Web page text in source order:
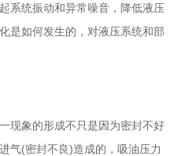
系统振动和异常噪音，降低液压
是如何发生的，对液压系统和部
现象的形成不只是因为密封不好
气(密封不良)造成的，吸油压力